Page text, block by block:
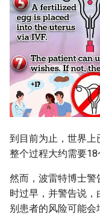
到目前为止，世界上
整个过程大约需要18
然而，波雷特博士
时过早，并警告说
别患者的风险可能会